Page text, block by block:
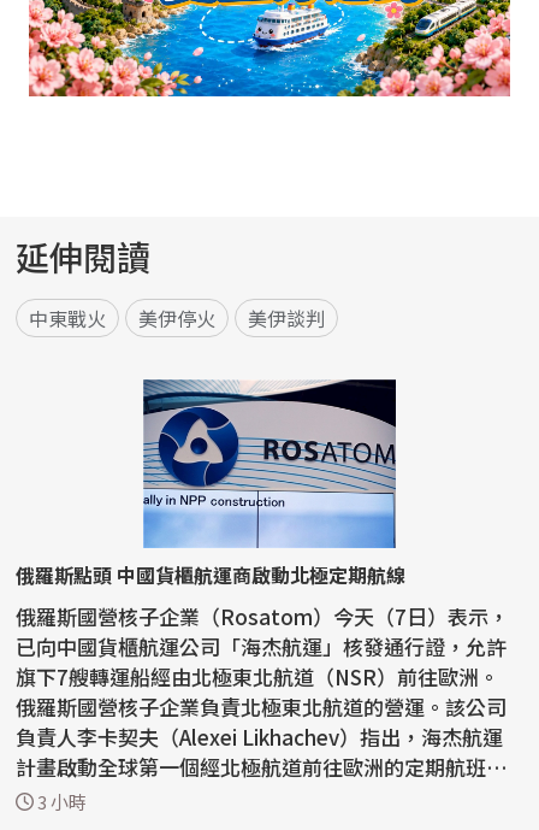
延伸閱讀
中東戰火 美伊停火 美伊談判
俄羅斯點頭 中國貨櫃航運商啟動北極定期航線
俄羅斯國營核子企業（Rosatom）今天（7日）表示，
已向中國貨櫃航運公司「海杰航運」核發通行證，允許
旗下7艘轉運船經由北極東北航道（NSR）前往歐洲。
俄羅斯國營核子企業負責北極東北航道的營運。該公司
負責人李卡契夫（Alexei Likhachev）指出，海杰航運
計畫啟動全球第一個經北極航道前往歐洲的定期航班。
李卡契...
3 小時